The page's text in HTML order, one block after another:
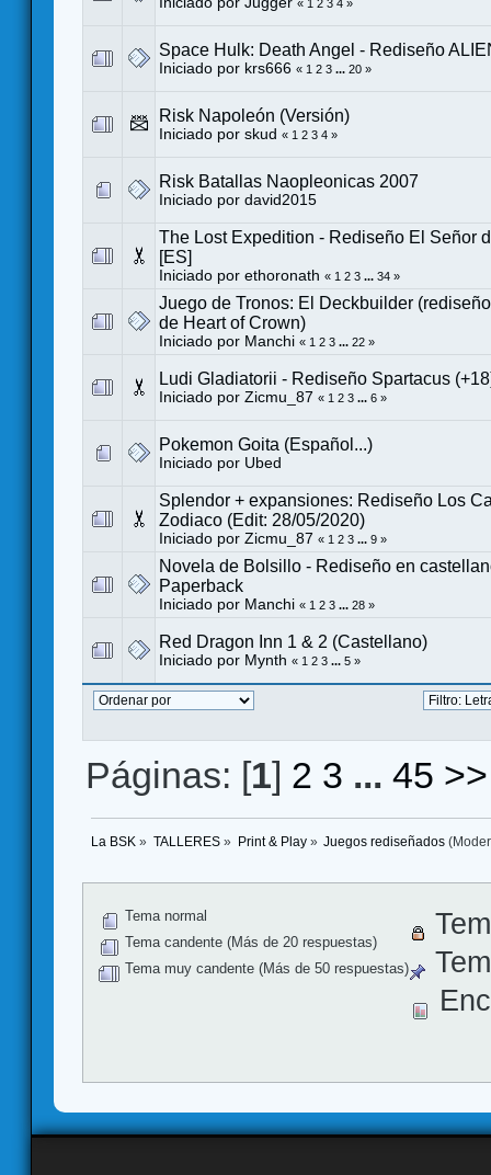
« 1 2 3 4 »
Space Hulk: Death Angel - Rediseño
Iniciado por krs666 « 1 2 3 ... 20 »
Risk Napoleón (Versión)
Iniciado por skud « 1 2 3 4 »
Risk Batallas Naopleonicas 2007
Iniciado por david2015
The Lost Expedition - Rediseño El Señor
[ES]
Iniciado por ethoronath « 1 2 3 ... 34 »
Juego de Tronos: El Deckbuilder
de Heart of Crown)
Iniciado por Manchi « 1 2 3 ... 22 »
Ludi Gladiatorii - Rediseño Spartacus
Iniciado por Zicmu_87 « 1 2 3 ... 6 »
Pokemon Goita (Español...)
Iniciado por Ubed
Splendor + expansiones: Rediseño Los
Zodiaco (Edit: 28/05/2020)
Iniciado por Zicmu_87 « 1 2 3 ... 9 »
Novela de Bolsillo - Rediseño en
Paperback
Iniciado por Manchi « 1 2 3 ... 28 »
Red Dragon Inn 1 & 2 (Castellano)
Iniciado por Mynth « 1 2 3 ... 5 »
Páginas: [1] 2 3 ...45 >>
La BSK » TALLERES» Print & Play» Juegos rediseñados
Tema normal
Tema candente (Más de 20 respuestas)
Tema muy candente (Más de 50 respuestas)